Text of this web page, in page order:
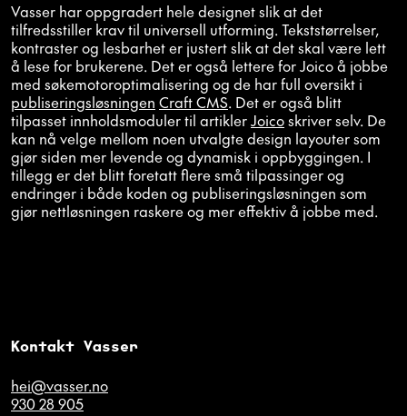
Vasser har oppgradert hele designet slik at det
tilfredsstiller krav til universell utforming. Tekststørrelser,
kontraster og lesbarhet er justert slik at det skal være lett
å lese for brukerene. Det er også lettere for Joico å jobbe
med søkemotoroptimalisering og de har full oversikt i
publiseringsløsningen Craft CMS. Det er også blitt
tilpasset innholdsmoduler til artiklerJoicoskriver selv. De
kan nå velge mellom noen utvalgte design layouter som
gjør siden mer levende og dynamisk i oppbyggingen. I
tillegg er det blitt foretatt flere små tilpassinger og
endringer i både koden og publiseringsløsningen som
gjør nettløsningen raskere og mer effektiv å jobbe med.
Kontakt Vasser
hei@vasser.no
930 28 905